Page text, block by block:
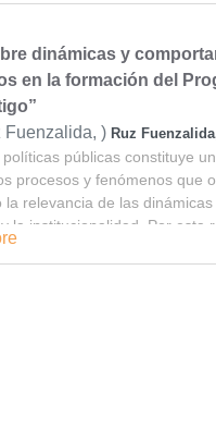
dinámicas y
en la formación del
Fuenzalida,) Ruz
políticas públicas constituye
procesos y fenómenos que
la relevancia de las
la institucionalidad. Por esta
fue caracterizar las